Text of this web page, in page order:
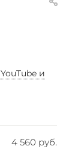
и
4 560 руб.